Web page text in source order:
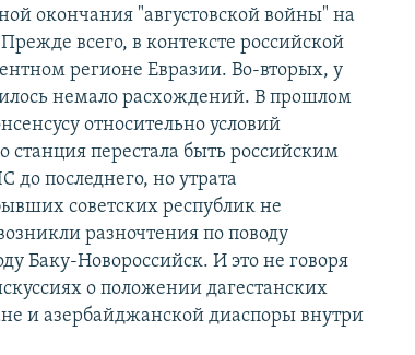
окончания "августовской войны" на
всего, в контексте российской
регионе Евразии. Во-вторых, у
немало расхождений. В прошлом
относительно условий
станция перестала быть российским
до последнего, но утрата
советских республик не
разночтения по поводу
Баку-Новороссийск. И это не говоря
о положении дагестанских
и азербайджанской диаспоры внутри